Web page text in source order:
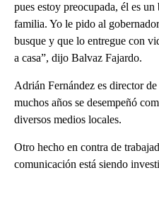
pues estoy preocupada, él es
familia. Yo le pido al
busque y que lo entregue con
a casa”, dijo Balvaz Fajardo.
Adrián Fernández es director
muchos años se desempeñó
diversos medios locales.
Otro hecho en contra de
comunicación está siendo